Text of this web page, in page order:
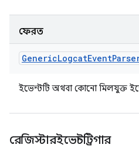
ফেরত
GenericLogcatEvent
ইভেন্টটি অথবা কোনো মিলযুক্ত
রেজিস্টারইভেন্টট্রিগার